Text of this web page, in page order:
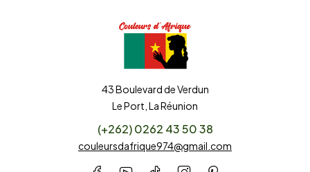
43 Boulevard de Verdun
Le Port, La Réunion
(+262) 0262 43 50 38
couleursdafrique974@gmail.com